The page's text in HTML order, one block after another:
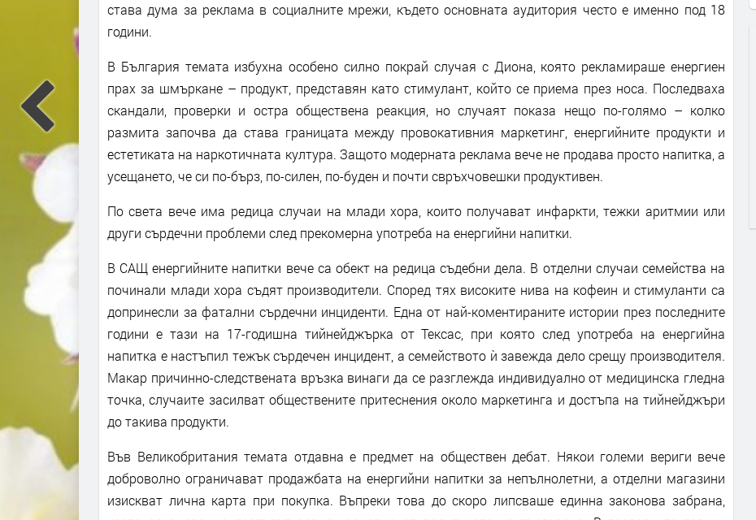
става дума за реклама в социалните мрежи, където основната аудитория често е именно под 18
години.
В България темата избухна особено силно покрай случая с Диона, която рекламираше енергиен
прах за шмъркане – продукт, представян като стимулант, който се приема през носа. Последваха
скандали, проверки и остра обществена реакция, но случаят показа нещо по-голямо – колко
размита започва да става границата между провокативния маркетинг, енергийните продукти и
естетиката на наркотичната култура. Защото модерната реклама вече не продава просто напитка, а
усещането, че си по-бърз, по-силен, по-буден и почти свръхчовешки продуктивен.
По света вече има редица случаи на млади хора, които получават инфаркти, тежки аритмии или
други сърдечни проблеми след прекомерна употреба на енергийни напитки.
В САЩ енергийните напитки вече са обект на редица съдебни дела. В отделни случаи семейства на
починали млади хора съдят производители. Според тях високите нива на кофеин и стимуланти са
допринесли за фатални сърдечни инциденти. Една от най-коментираните истории през последните
години е тази на 17-годишна тийнейджърка от Тексас, при която след употреба на енергийна
напитка е настъпил тежък сърдечен инцидент, а семейството ѝ завежда дело срещу производителя.
Макар причинно-следствената връзка винаги да се разглежда индивидуално от медицинска гледна
точка, случаите засилват обществените притеснения около маркетинга и достъпа на тийнейджъри
до такива продукти.
Във Великобритания темата отдавна е предмет на обществен дебат. Някои големи вериги вече
доброволно ограничават продажбата на енергийни напитки за непълнолетни, а отделни магазини
изискват лична карта при покупка. Въпреки това до скоро липсваше единна законова забрана,